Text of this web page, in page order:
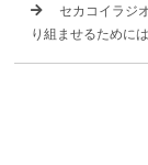
セカコイラジ
り組ませるために